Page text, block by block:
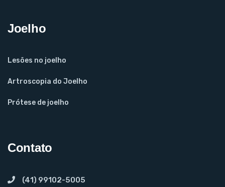
Joelho
Lesões no joelho
Artroscopia do Joelho
Prótese de joelho
Contato
(41) 99102-5005